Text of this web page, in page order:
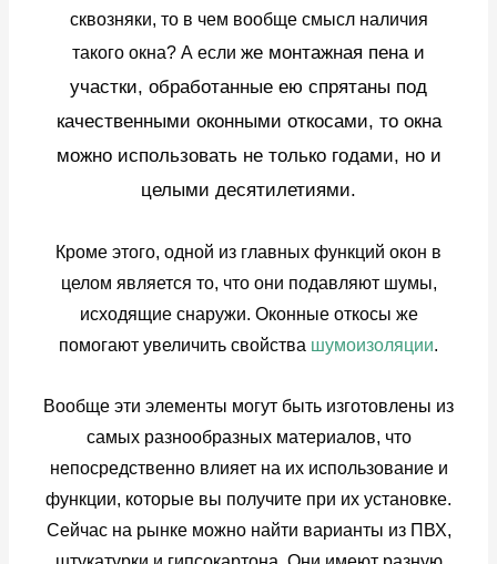
сквозняки, то в чем вообще смысл наличия
такого окна? А если же монтажная пена и
участки, обработанные ею спрятаны под
качественными оконными откосами, то окна
можно использовать не только годами, но и
целыми десятилетиями.
Кроме этого, одной из главных функций окон в
целом является то, что они подавляют шумы,
исходящие снаружи. Оконные откосы же
помогают увеличить свойства шумоизоляции.
Вообще эти элементы могут быть изготовлены из
самых разнообразных материалов, что
непосредственно влияет на их использование и
функции, которые вы получите при их установке.
Сейчас на рынке можно найти варианты из ПВХ,